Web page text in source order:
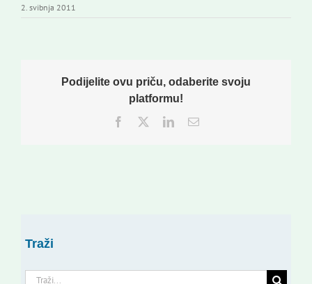
2. svibnja 2011
Podijelite ovu priču, odaberite svoju
platformu!
Facebook
TwitterLinkedInEmail:
Traži
Traži...